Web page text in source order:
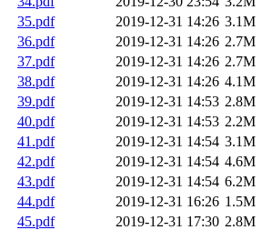
35.pdf
2019-12-31 14:26 3.1M
36.pdf
2019-12-31 14:26 2.7M
37.pdf
2019-12-31 14:26 2.7M
38.pdf
2019-12-31 14:26 4.1M
39.pdf
2019-12-31 14:53 2.8M
40.pdf
2019-12-31 14:53 2.2M
41.pdf
2019-12-31 14:54 3.1M
42.pdf
2019-12-31 14:54 4.6M
43.pdf
2019-12-31 14:54 6.2M
44.pdf
2019-12-31 16:26 1.5M
45.pdf
2019-12-31 17:30 2.8M